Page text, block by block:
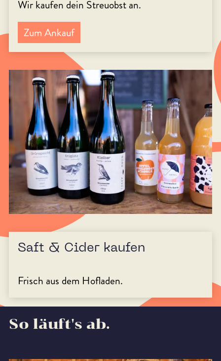
Wir kaufen dein Streuobst an.
Zum Ankauf
Saft & Cider kaufen
Frisch aus dem Hofladen.
So läuft's ab.